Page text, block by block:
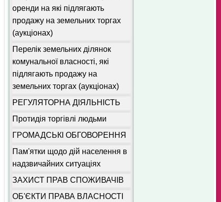
оренди на які підлягають
продажу на земельних торгах
(аукціонах)
Перелік земельних ділянок
комунальної власності, які
підлягають продажу на
земельних торгах (аукціонах)
РЕГУЛЯТОРНА ДІЯЛЬНІСТЬ
Протидія торгівлі людьми
ГРОМАДСЬКІ ОБГОВОРЕННЯ
Пам'ятки щодо дій населення в
надзвичайних ситуаціях
ЗАХИСТ ПРАВ СПОЖИВАЧІВ
ОБ'ЄКТИ ПРАВА ВЛАСНОСТІ